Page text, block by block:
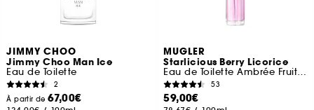
JIMMY CHOO
Jimmy Choo Man Ice
Eau de Toilette
2
À partir de67,00€
MUGLER
Starlicious Berry Licorice
Eau de Toilette Ambrée Fruitée Gourmande
53
59,00€